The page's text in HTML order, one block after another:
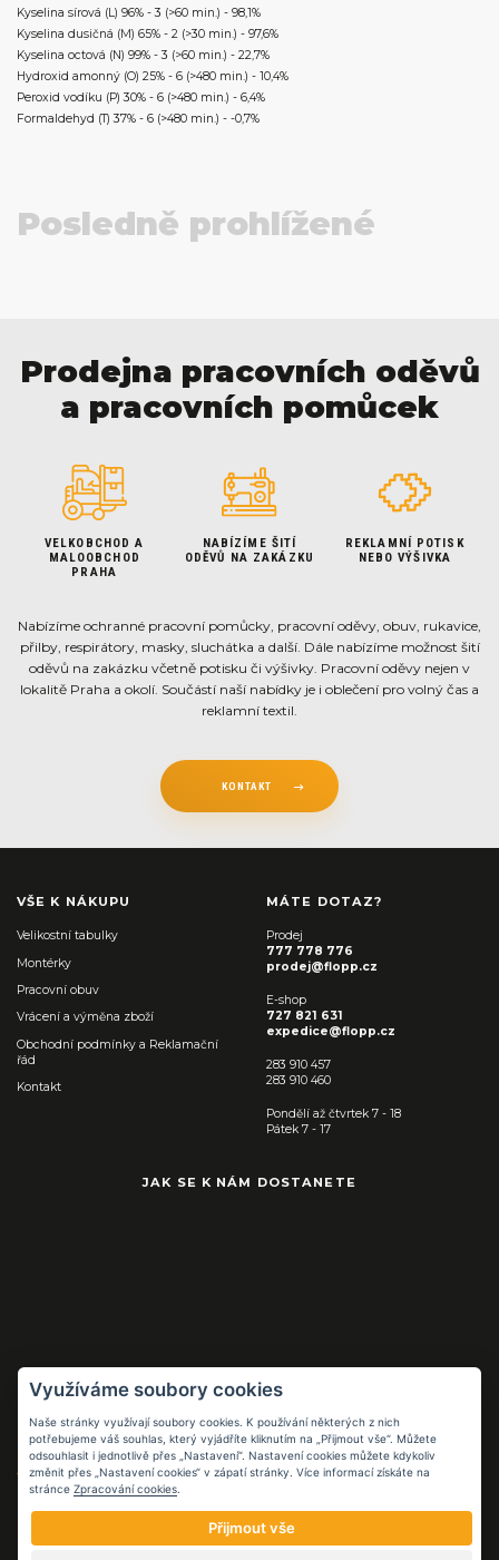
Kyselina sírová (L) 96% - 3 (>60 min.) - 98,1%
Kyselina dusičná (M) 65% - 2 (>30 min.) - 97,6%
Kyselina octová (N) 99% - 3 (>60 min.) - 22,7%
Hydroxid amonný (O) 25% - 6 (>480 min.) - 10,4%
Peroxid vodíku (P) 30% - 6 (>480 min.) - 6,4%
Formaldehyd (T) 37% - 6 (>480 min.) - -0,7%
Posledně prohlížené
Prodejna pracovních oděvů
a pracovních pomůcek
VELKOBCHOD A
MALOOBCHOD
PRAHA
NABÍZÍME ŠITÍ
ODĚVŮ NA ZAKÁZKU
REKLAMNÍ POTISK
NEBO VÝŠIVKA
Nabízíme ochranné pracovní pomůcky, pracovní oděvy, obuv, rukavice,
přilby, respirátory, masky, sluchátka a další. Dále nabízíme možnost šití
oděvů na zakázku včetně potisku či výšivky. Pracovní oděvy nejen v
lokalitě Praha a okolí. Součástí naší nabídky je i oblečení pro volný čas a
reklamní textil.
KONTAKT
VŠE K NÁKUPU
Velikostní tabulky
Montérky
Pracovní obuv
Vrácení a výměna zboží
Obchodní podmínky a Reklamační
řád
Kontakt
MÁTE DOTAZ?
Prodej
777 778 776
prodej@flopp.cz
E-shop
727 821 631
expedice@flopp.cz
283 910 457
283 910 460
Pondělí až čtvrtek 7 - 18
Pátek 7 - 17
JAK SE K NÁM DOSTANETE
Pracovní pomůcky
pro práci i volný
čas
FB.COM/FLOPPCZ
Využíváme soubory cookies
Naše stránky využívají soubory cookies. K používání některých z nich
potřebujeme váš souhlas, který vyjádříte kliknutím na „Přijmout vše“. Můžete
odsouhlasit i jednotlivě přes „Nastavení“. Nastavení cookies můžete kdykoliv
změnit přes „Nastavení cookies“ v zápatí stránky. Více informací získáte na
stránce Zpracování cookies
Přijmout vše